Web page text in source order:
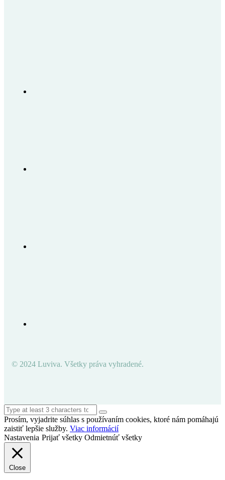
© 2024 Luviva. Všetky práva vyhradené.
Prosím, vyjadrite súhlas s používaním cookies, ktoré nám pomáhajú
zaistiť lepšie služby. Viac informácií
Nastavenia Prijať všetky Odmietnúť všetky
Close